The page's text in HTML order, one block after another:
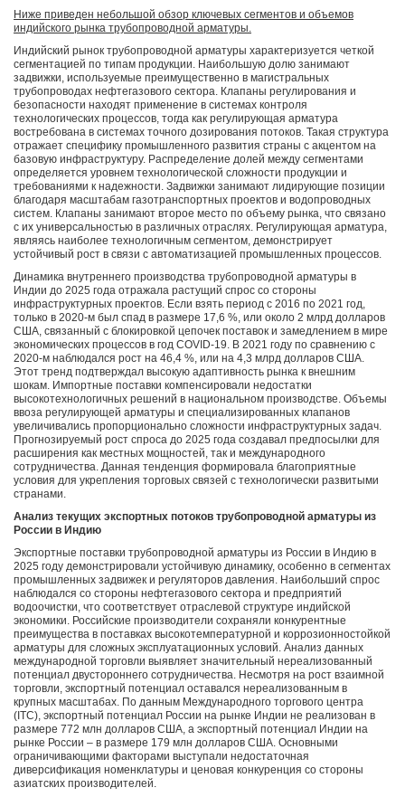
Ниже приведен небольшой обзор ключевых сегментов и объемов
индийского рынка трубопроводной арматуры.
Индийский рынок трубопроводной арматуры характеризуется четкой
сегментацией по типам продукции. Наибольшую долю занимают
задвижки, используемые преимущественно в магистральных
трубопроводах нефтегазового сектора. Клапаны регулирования и
безопасности находят применение в системах контроля
технологических процессов, тогда как регулирующая арматура
востребована в системах точного дозирования потоков. Такая структура
отражает специфику промышленного развития страны с акцентом на
базовую инфраструктуру. Распределение долей между сегментами
определяется уровнем технологической сложности продукции и
требованиями к надежности. Задвижки занимают лидирующие позиции
благодаря масштабам газотранспортных проектов и водопроводных
систем. Клапаны занимают второе место по объему рынка, что связано
с их универсальностью в различных отраслях. Регулирующая арматура,
являясь наиболее технологичным сегментом, демонстрирует
устойчивый рост в связи с автоматизацией промышленных процессов.
Динамика внутреннего производства трубопроводной арматуры в
Индии до 2025 года отражала растущий спрос со стороны
инфраструктурных проектов. Если взять период с 2016 по 2021 год,
только в 2020-м был спад в размере 17,6 %, или около 2 млрд долларов
США, связанный с блокировкой цепочек поставок и замедлением в мире
экономических процессов в год COVID-19. В 2021 году по сравнению с
2020-м наблюдался рост на 46,4 %, или на 4,3 млрд долларов США.
Этот тренд подтверждал высокую адаптивность рынка к внешним
шокам. Импортные поставки компенсировали недостатки
высокотехнологичных решений в национальном производстве. Объемы
ввоза регулирующей арматуры и специализированных клапанов
увеличивались пропорционально сложности инфраструктурных задач.
Прогнозируемый рост спроса до 2025 года создавал предпосылки для
расширения как местных мощностей, так и международного
сотрудничества. Данная тенденция формировала благоприятные
условия для укрепления торговых связей с технологически развитыми
странами.
Анализ текущих экспортных потоков трубопроводной арматуры из
России в Индию
Экспортные поставки трубопроводной арматуры из России в Индию в
2025 году демонстрировали устойчивую динамику, особенно в сегментах
промышленных задвижек и регуляторов давления. Наибольший спрос
наблюдался со стороны нефтегазового сектора и предприятий
водоочистки, что соответствует отраслевой структуре индийской
экономики. Российские производители сохраняли конкурентные
преимущества в поставках высокотемпературной и коррозионностойкой
арматуры для сложных эксплуатационных условий. Анализ данных
международной торговли выявляет значительный нереализованный
потенциал двустороннего сотрудничества. Несмотря на рост взаимной
торговли, экспортный потенциал оставался нереализованным в
крупных масштабах. По данным Международного торгового центра
(ITC), экспортный потенциал России на рынке Индии не реализован в
размере 772 млн долларов США, а экспортный потенциал Индии на
рынке России – в размере 179 млн долларов США. Основными
ограничивающими факторами выступали недостаточная
диверсификация номенклатуры и ценовая конкуренция со стороны
азиатских производителей.